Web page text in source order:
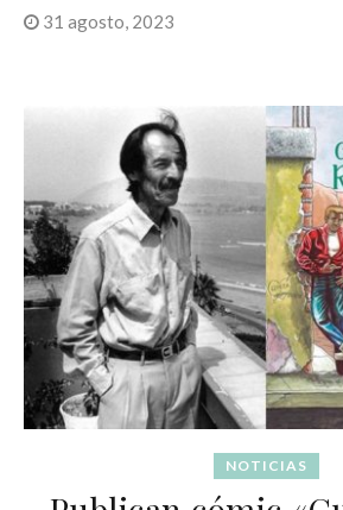
31 agosto, 2023
NOTICIAS